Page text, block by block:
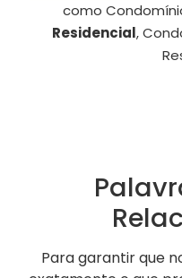
como
Residencial,
Para garantir que